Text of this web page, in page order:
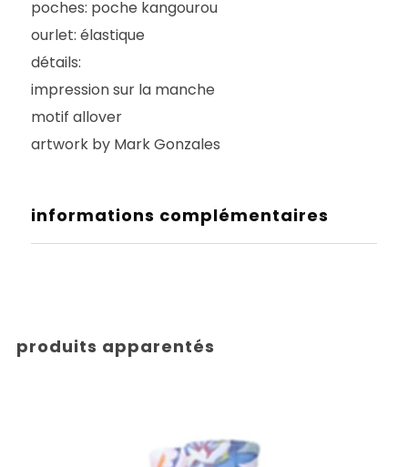
poches: poche kangourou
ourlet: élastique
détails:
impression sur la manche
motif allover
artwork by Mark Gonzales
informations complémentaires
produits apparentés